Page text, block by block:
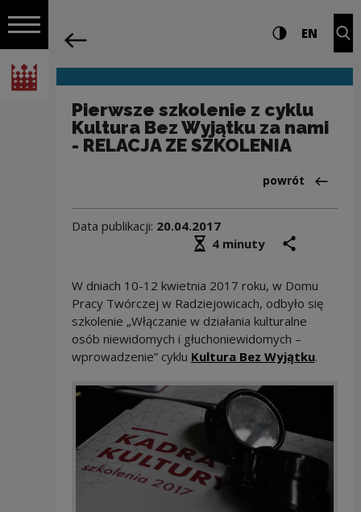
Włącz nawigację
Narodowe Centrum Kultury
Nawigacja Ustawienia i Wysoki
EN
Pierwsze szkolenie z cyklu
Kultura Bez Wyjątku za nami
- RELACJA ZE SZKOLENIA
Powrót
powrót
Data publikacji: 20.04.2017
Średni czas czytania
4 minuty
W dniach 10-12 kwietnia 2017 roku, w Domu
Pracy Twórczej w Radziejowicach, odbyło się
szkolenie „Włączanie w działania kulturalne
osób niewidomych i głuchoniewidomych –
wprowadzenie” cyklu Kultura Bez Wyjątku.